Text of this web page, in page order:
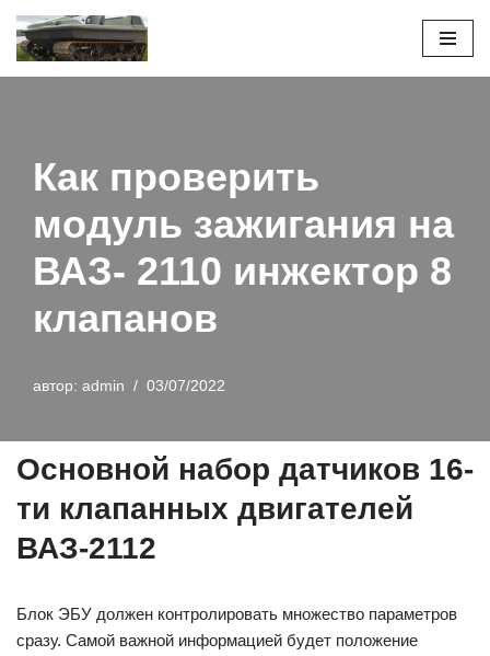
Перейти
Как проверить
модуль зажигания на
ВАЗ- 2110 инжектор 8
клапанов
автор: admin 03/07/2022
Основной набор датчиков 16-
ти клапанных двигателей
ВАЗ-2112
Блок ЭБУ должен контролировать множество параметров
сразу. Самой важной информацией будет положение